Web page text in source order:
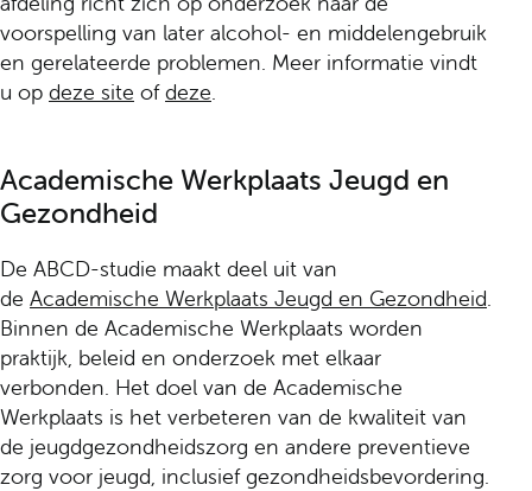
voorspelling van later alcohol- en middelengebruik
en gerelateerde problemen. Meer informatie vindt
u op deze site ofdeze.
Academische Werkplaats Jeugd en
Gezondheid
De ABCD-studie maakt deel uit van
de Academische Werkplaats Jeugd en Gezondheid.
Binnen de Academische Werkplaats worden
praktijk, beleid en onderzoek met elkaar
verbonden. Het doel van de Academische
Werkplaats is het verbeteren van de kwaliteit van
de jeugdgezondheidszorg en andere preventieve
zorg voor jeugd, inclusief gezondheidsbevordering.